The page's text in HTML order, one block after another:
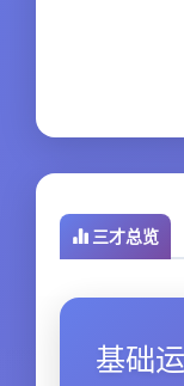
三才总览
基础